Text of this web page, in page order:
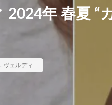
年 春夏 “
, ヴェルディ